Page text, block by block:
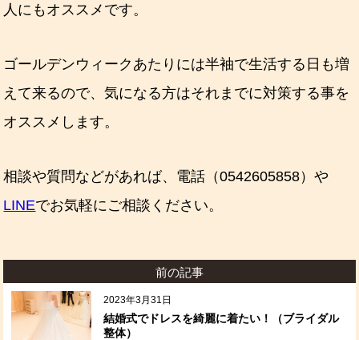
人にもオススメです。
ゴールデンウィークあたりには半袖で生活する日も増
えて来るので、気になる方はそれまでに対策する事を
オススメします。
相談や質問などがあれば、電話（0542605858）や
LINEでお気軽にご相談ください。
前の記事
2023年3月31日
結婚式でドレスを綺麗に着たい！（ブライダル
整体）